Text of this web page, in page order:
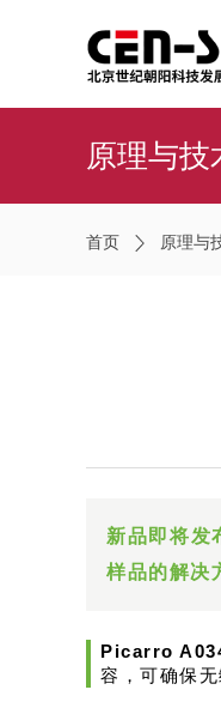
原理与技
首页 原理与
新品即将
样品的解决
Picarro
容，可确保无